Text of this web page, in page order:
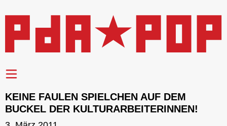
KEINE FAULEN SPIELCHEN AUF DEM
BUCKEL DER KULTURARBEITERINNEN!